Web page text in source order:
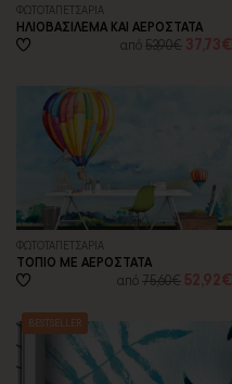
ΦΩΤΟΤΑΠΕΤΣΑΡΙA
ΗΛΙΟΒΑΣΙΛΕΜΑ ΚΑΙ ΑΕΡΟΣΤΑΤΑ
από53,90€ 37,73€
ΦΩΤΟΤΑΠΕΤΣΑΡΙA
ΤΟΠΙΟ ΜΕ ΑΕΡΟΣΤΑΤΑ
από75,60€ 52,92€
BESTSELLER